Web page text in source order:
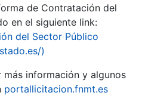
de Contratación del
en el siguiente link:
del Sector Público
)
información y algunos
portallicitacion.fnmt.es